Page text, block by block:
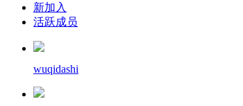
新加入
活跃成员
wuqidashi